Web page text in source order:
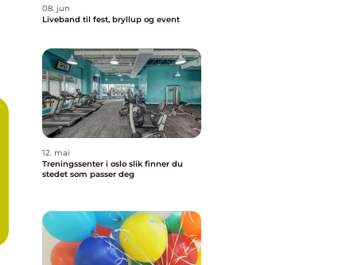
08. jun
Liveband til fest, bryllup og event
12. mai
Treningssenter i oslo slik finner du
stedet som passer deg